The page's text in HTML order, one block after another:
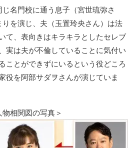
名門校に通う息子（宮世琉弥さ
を演じ、夫（玉置玲央さん）は法
て、表向きはキラキラとしたセレブ
実は夫が不倫していることに気付い
ことができずにいるという役どころ
役を阿部サダヲさんが演じていま
相関図の写真＞